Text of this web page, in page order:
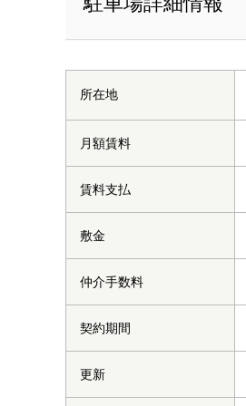
所在地
月額賃料
賃料支払
敷金
仲介手数料
契約期間
更新